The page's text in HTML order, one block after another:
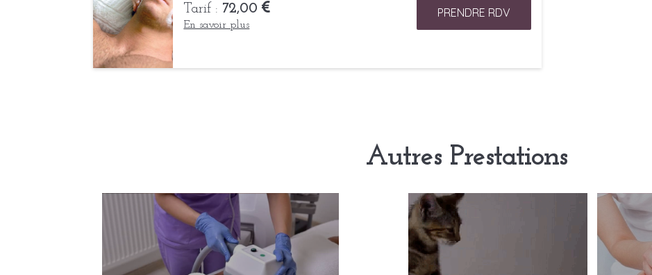
Tarif : 72,00
En savoir plus
PRENDRE RDV
Autres Prestations